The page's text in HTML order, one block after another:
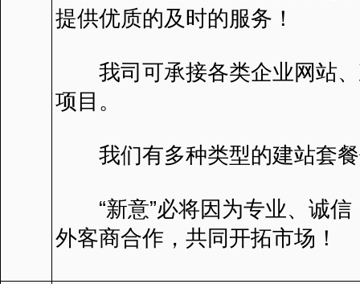
提供优质的及时的服务！
我司可承接各类企业网站、
项目。
我们有多种类型的建站套餐
“新意”必将因为专业、诚信
外客商合作，共同开拓市场！